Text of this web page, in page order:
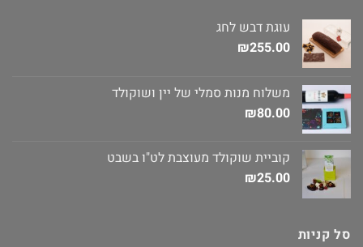
עוגת דבש לחג
₪255.00
משלוח מנות סמלי של יין ושוקולד
₪80.00
קוביית שוקולד מעוצבת לט"ו בשבט
₪25.00
סל קניות